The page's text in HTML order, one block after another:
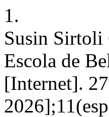
1.
Susin Sirtoli
Escola de
[Internet].